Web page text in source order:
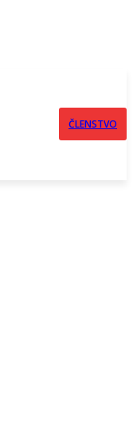
ČLENSTVO